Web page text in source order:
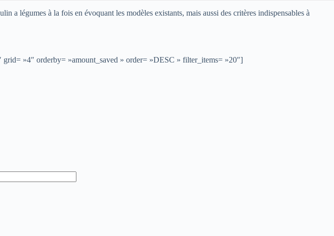
a légumes à la fois en évoquant les modèles existants, mais aussi des critères indispensables à
»4″ orderby= »amount_saved » order= »DESC » filter_items= »20″]